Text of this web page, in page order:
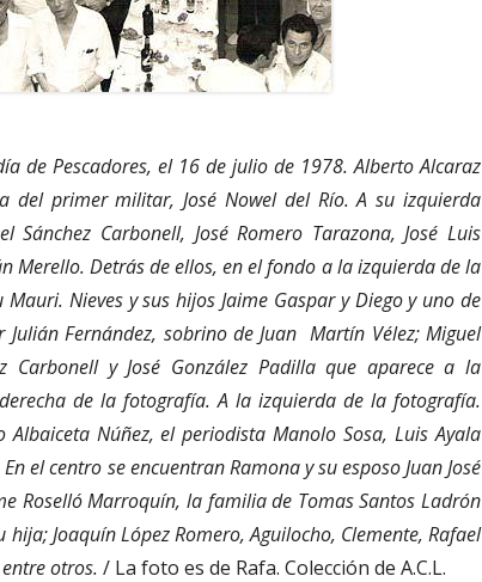
de Pescadores, el 16 de julio de 1978. Alberto Alcaraz
del primer militar, José Nowel del Río. A su izquierda
Sánchez Carbonell, José Romero Tarazona, José Luis
Merello. Detrás de ellos, en el fondo a la izquierda de la
Nieves y sus hijos Jaime Gaspar y Diego y uno de
Fernández, sobrino de Juan Martín Vélez; Miguel
Carbonell y José González Padilla que aparece a la
de la fotografía. A la izquierda de la fotografía.
Albaiceta Núñez, el periodista Manolo Sosa, Luis Ayala
el centro se encuentran Ramona y su esposo Juan José
Roselló Marroquín, la familia de Tomas Santos Ladrón
Joaquín López Romero, Aguilocho, Clemente, Rafael
otros. / La foto es de Rafa. Colección de A.C.L.